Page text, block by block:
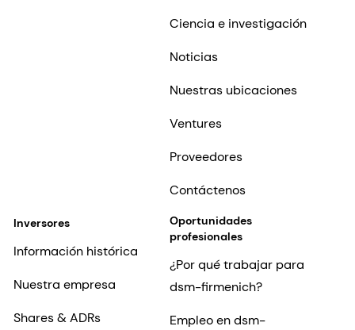
Ciencia e investigación
Noticias
Nuestras ubicaciones
Ventures
Proveedores
Contáctenos
Inversores
Información histórica
Nuestra empresa
Shares & ADRs
Oportunidades
profesionales
¿Por qué trabajar para
dsm-firmenich?
Empleo en dsm-